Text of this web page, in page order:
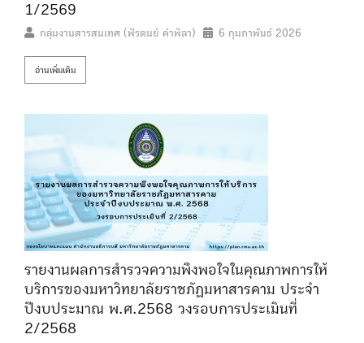
1/2569
กลุ่มงานสารสนเทศ (พีรดนย์ คำพิลา) 6 กุมภาพันธ์ 2026
อ่านเพิ่มเติม
รายงานผลการสำรวจความพึงพอใจในคุณภาพการให้
บริการของมหาวิทยาลัยราชภัฏมหาสารคาม ประจำ
ปีงบประมาณ พ.ศ.2568 วงรอบการประเมินที่
2/2568